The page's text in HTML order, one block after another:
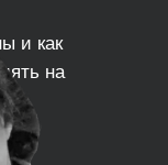
и как
на